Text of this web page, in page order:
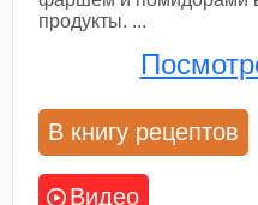
продукты. ...
В книгу рецептов
Видео